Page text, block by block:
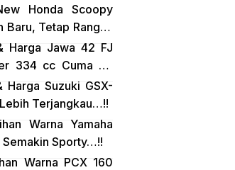
Honda Scoopy
Baru, Tetap Rangka
Harga Jawa 42 FJ
334 cc Cuma 38
Harga Suzuki GSX-
Terjangkau…!!
Warna Yamaha
Sporty…!!
Warna PCX 160